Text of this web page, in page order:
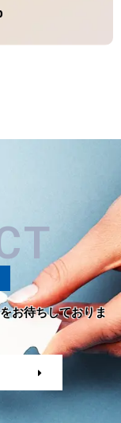
お待ちしておりま